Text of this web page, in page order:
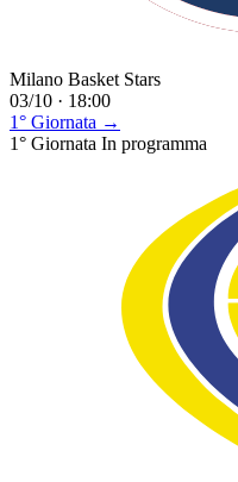
Milano Basket Stars
03/10 · 18:00
1° Giornata →
1° Giornata In programma